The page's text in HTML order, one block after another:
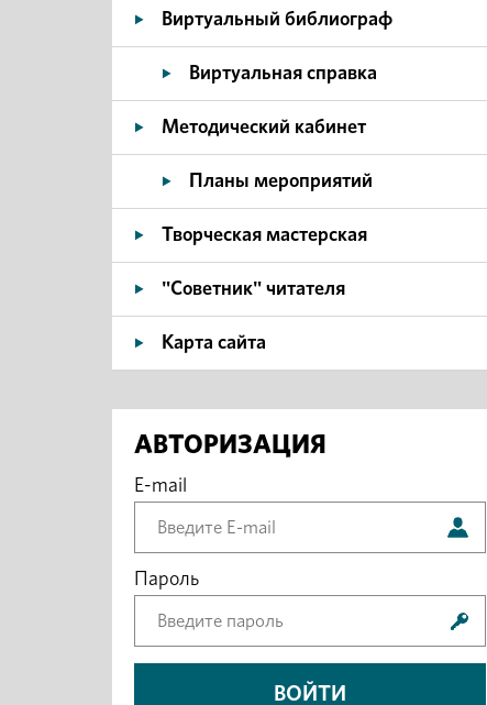
Виртуальный библиограф
Виртуальная справка
Методический кабинет
Планы мероприятий
Творческая мастерская
"Советник" читателя
Карта сайта
АВТОРИЗАЦИЯ
E-mail
Пароль